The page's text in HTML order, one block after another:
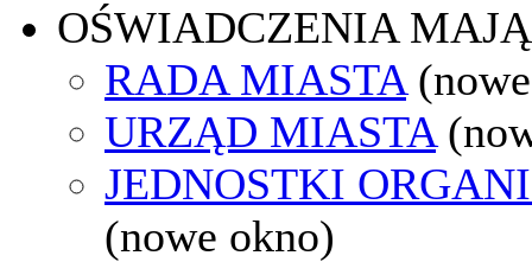
OŚWIADCZENIA
RADA MIASTA
URZĄD MIASTA
JEDNOSTKI
(nowe okno)